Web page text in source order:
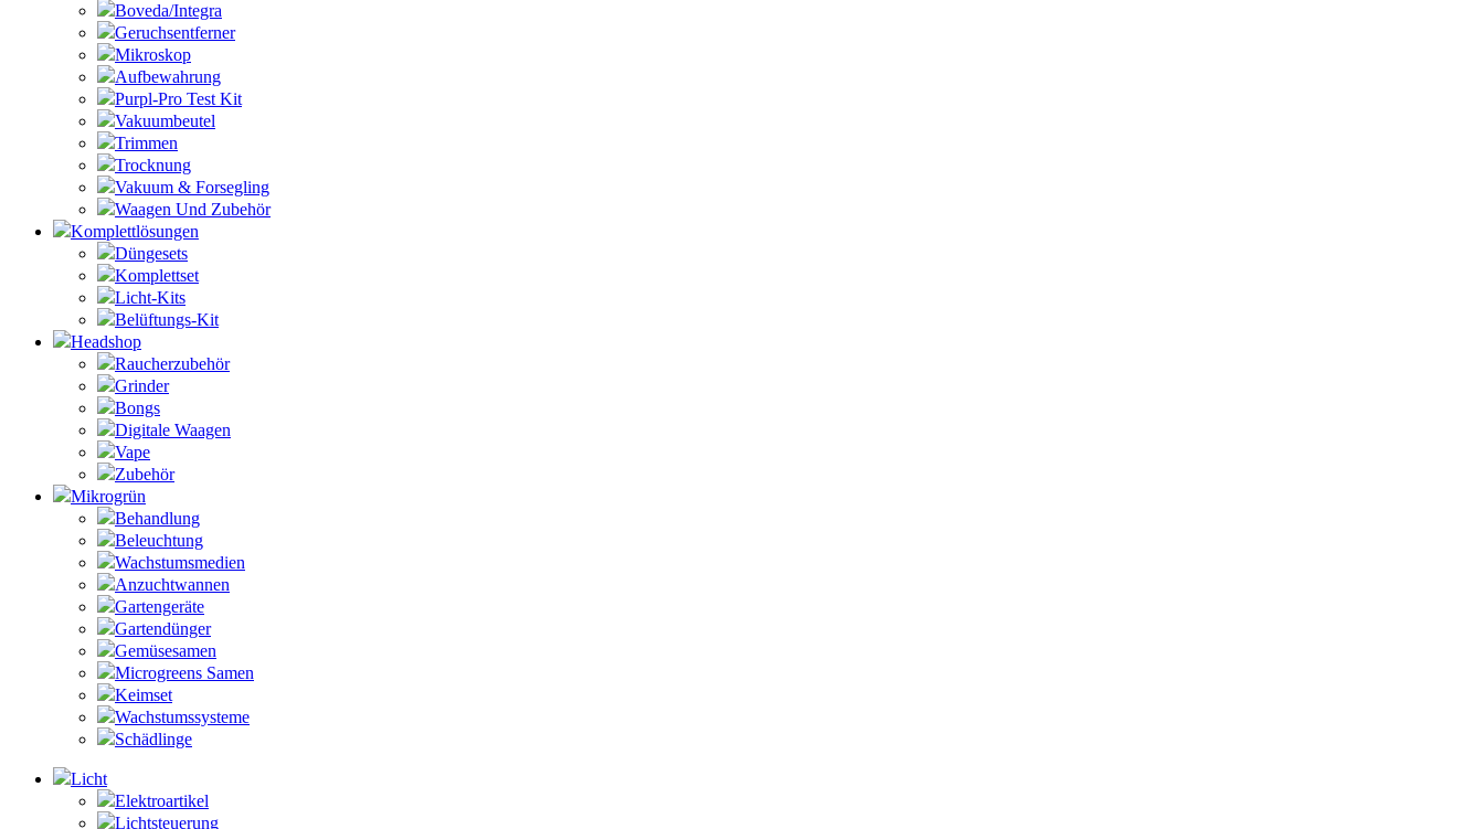
Boveda/Integra
Geruchsentferner
Mikroskop
Aufbewahrung
Purpl-Pro Test Kit
Vakuumbeutel
Trimmen
Trocknung
Vakuum & Forsegling
Waagen Und Zubehör
Komplettlösungen
Düngesets
Komplettset
Licht-Kits
Belüftungs-Kit
Headshop
Raucherzubehör
Grinder
Bongs
Digitale Waagen
Vape
Zubehör
Mikrogrün
Behandlung
Beleuchtung
Wachstumsmedien
Anzuchtwannen
Gartengeräte
Gartendünger
Gemüsesamen
Microgreens Samen
Keimset
Wachstumssysteme
Schädlinge
Licht
Elektroartikel
Lichtsteuerung